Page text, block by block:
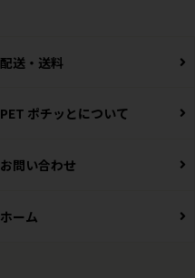
配送・送料
PET ポチッとについて
お問い合わせ
ホーム